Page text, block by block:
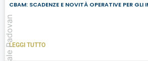
CBAM: SCADENZE E NOVITÀ OPERATIVE PER GLI
LEGGI TUTTO